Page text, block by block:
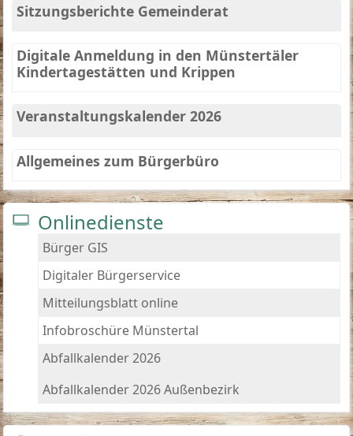
Sitzungsberichte Gemeinderat
Digitale Anmeldung in den Münstertäler
Kindertagestätten und Krippen
Veranstaltungskalender 2026
Allgemeines zum Bürgerbüro
Onlinedienste
Bürger GIS
Digitaler Bürgerservice
Mitteilungsblatt online
Infobroschüre Münstertal
Abfallkalender 2026
Abfallkalender 2026 Außenbezirk